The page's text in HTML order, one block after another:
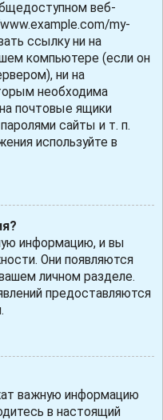
веб-
my-
ссылку ни на
компьютере (если он
ни на
необходима
почтовые ящики
сайты и т. п.
используйте в
информацию, и вы
Они появляются
личном разделе.
предоставляются
важную информацию
в настоящий